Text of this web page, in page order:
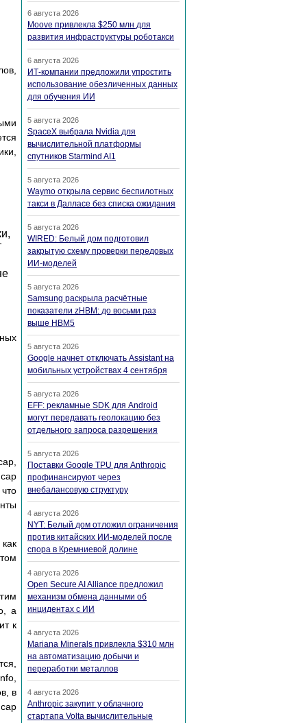
а
к
в
6 августа 2026
Moove привлекла $250 млн для
развития инфраструктуры роботакси
6 августа 2026
ИТ-компании предложили упростить
использование обезличенных данных
для обучения ИИ
5 августа 2026
SpaceX выбрала Nvidia для
вычислительной платформы
спутников Starmind AI1
5 августа 2026
Waymo открыла сервис беспилотных
такси в Далласе без списка ожидания
5 августа 2026
WIRED: Белый дом подготовил
закрытую схему проверки передовых
ИИ-моделей
5 августа 2026
Samsung раскрыла расчётные
показатели zHBM: до восьми раз
выше HBM5
5 августа 2026
Google начнет отключать Assistant на
мобильных устройствах 4 сентября
5 августа 2026
EFF: рекламные SDK для Android
могут передавать геолокацию без
отдельного запроса разрешения
5 августа 2026
Поставки Google TPU для Anthropic
профинансируют через
внебалансовую структуру
4 августа 2026
NYT: Белый дом отложил ограничения
против китайских ИИ-моделей после
спора в Кремниевой долине
4 августа 2026
Open Secure AI Alliance предложил
механизм обмена данными об
инцидентах с ИИ
4 августа 2026
Mariana Minerals привлекла $310 млн
на автоматизацию добычи и
переработки металлов
4 августа 2026
Anthropic закупит у облачного
стартапа Volta вычислительные